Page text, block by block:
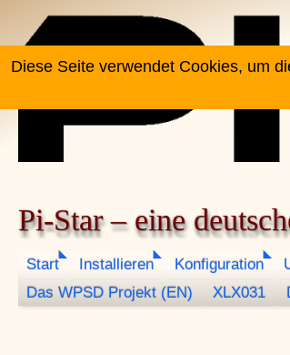
Pi-Star – eine
Start Installieren Konfiguration
Das WPSD Projekt (EN)
XLX031
Diese Seite verwendet Cookies, um